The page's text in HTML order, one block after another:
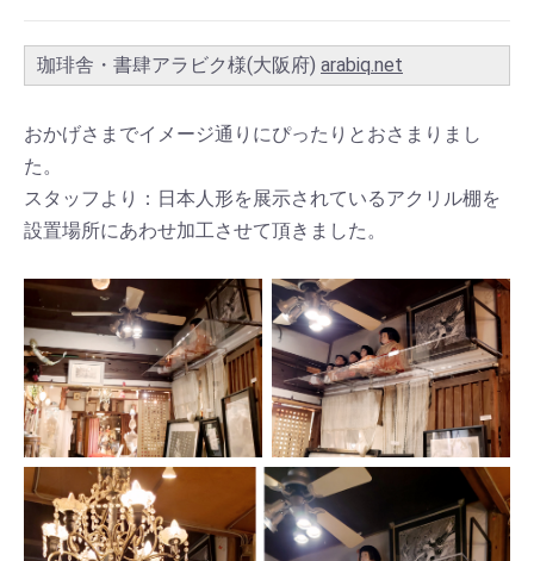
珈琲舎・書肆アラビク様(大阪府) arabiq.net
おかげさまでイメージ通りにぴったりとおさまりまし
た。
スタッフより：日本人形を展示されているアクリル棚を
設置場所にあわせ加工させて頂きました。